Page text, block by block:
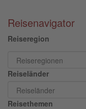
Reisenavigator
Reiseregion
Reiseländer
Reisethemen